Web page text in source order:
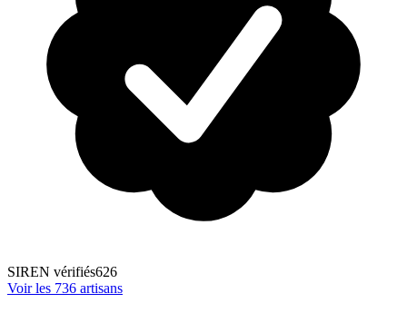
SIREN vérifiés626
Voir les 736 artisans